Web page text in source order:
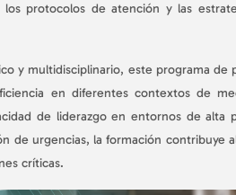
los protocolos de atención y las
y multidisciplinario, este programa de
en diferentes contextos de
de liderazgo en entornos de alta
de urgencias, la formación contribuye
críticas.